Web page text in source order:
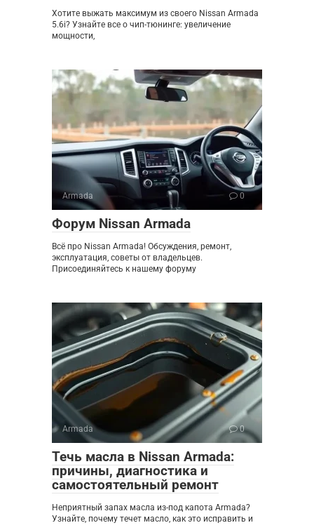
Хотите выжать максимум из своего Nissan Armada
5.6i? Узнайте все о чип-тюнинге: увеличение
мощности,
Armada 0
Форум Nissan Armada
Всё про Nissan Armada! Обсуждения, ремонт,
эксплуатация, советы от владельцев.
Присоединяйтесь к нашему форуму
Armada 0
Течь масла в Nissan Armada:
причины, диагностика и
самостоятельный ремонт
Неприятный запах масла из-под капота Armada?
Узнайте, почему течет масло, как это исправить и